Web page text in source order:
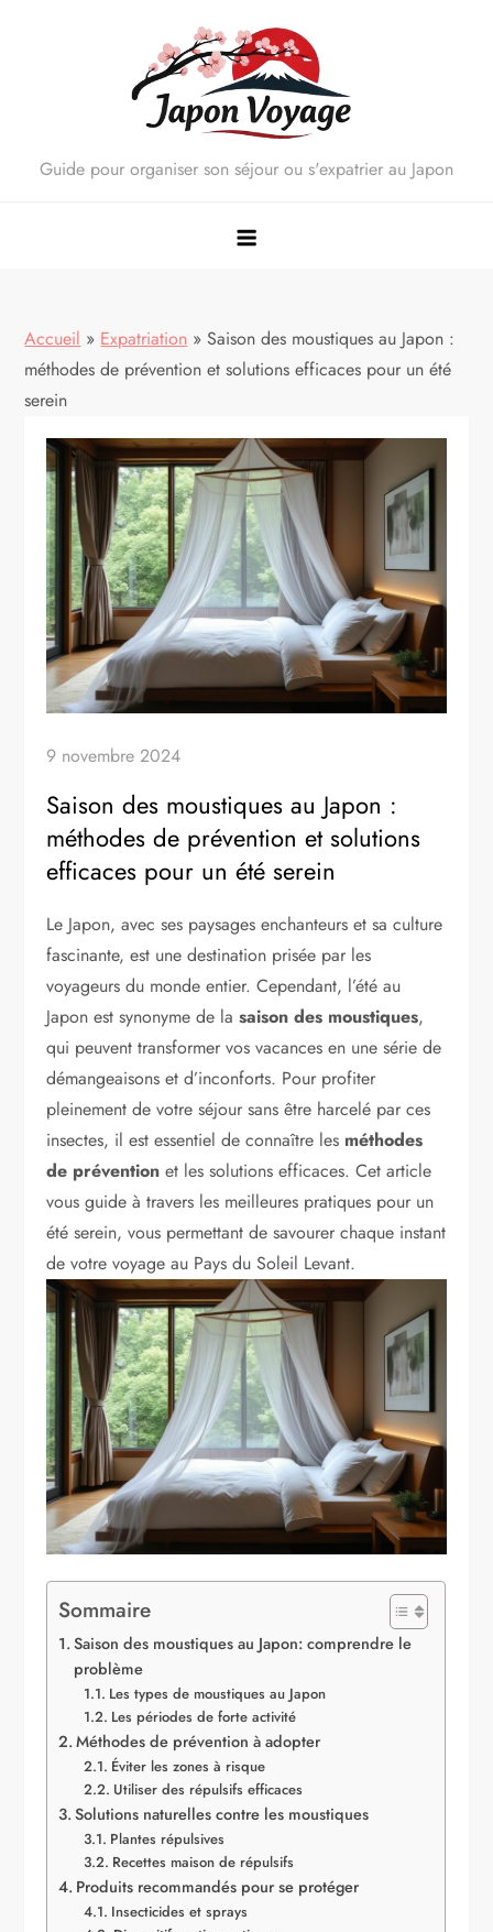
Guide pour organiser son séjour ou s'expatrier au Japon
Accueil » Expatriation » Saison des moustiques au Japon :
méthodes de prévention et solutions efficaces pour un été
serein
9 novembre 2024
Saison des moustiques au Japon :
méthodes de prévention et solutions
efficaces pour un été serein
Le Japon, avec ses paysages enchanteurs et sa culture
fascinante, est une destination prisée par les
voyageurs du monde entier. Cependant, l’été au
Japon est synonyme de la saison des moustiques,
qui peuvent transformer vos vacances en une série de
démangeaisons et d’inconforts. Pour profiter
pleinement de votre séjour sans être harcelé par ces
insectes, il est essentiel de connaître les méthodes
de prévention et les solutions efficaces. Cet article
vous guide à travers les meilleures pratiques pour un
été serein, vous permettant de savourer chaque instant
de votre voyage au Pays du Soleil Levant.
Sommaire
Saison des moustiques au Japon: comprendre le
problème
Les types de moustiques au Japon
Les périodes de forte activité
Méthodes de prévention à adopter
Éviter les zones à risque
Utiliser des répulsifs efficaces
Solutions naturelles contre les moustiques
Plantes répulsives
Recettes maison de répulsifs
Produits recommandés pour se protéger
Insecticides et sprays